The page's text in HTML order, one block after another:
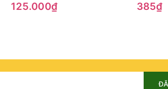
125.000₫ 385₫